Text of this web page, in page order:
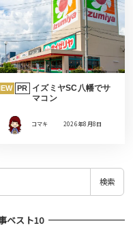
PR
イズミヤSC八幡でサ
マコン
コマキ 2026年8月8日
検索
ベスト10